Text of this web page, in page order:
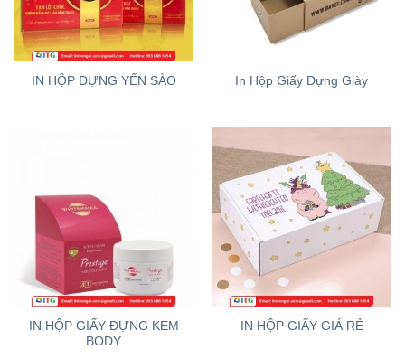
IN HỘP ĐỰNG YẾN SÀO In Hộp Giấy Đựng Giày
IN HỘP GIẤY ĐỰNG KEM
BODY
IN HỘP GIẤY GIÁ RẺ